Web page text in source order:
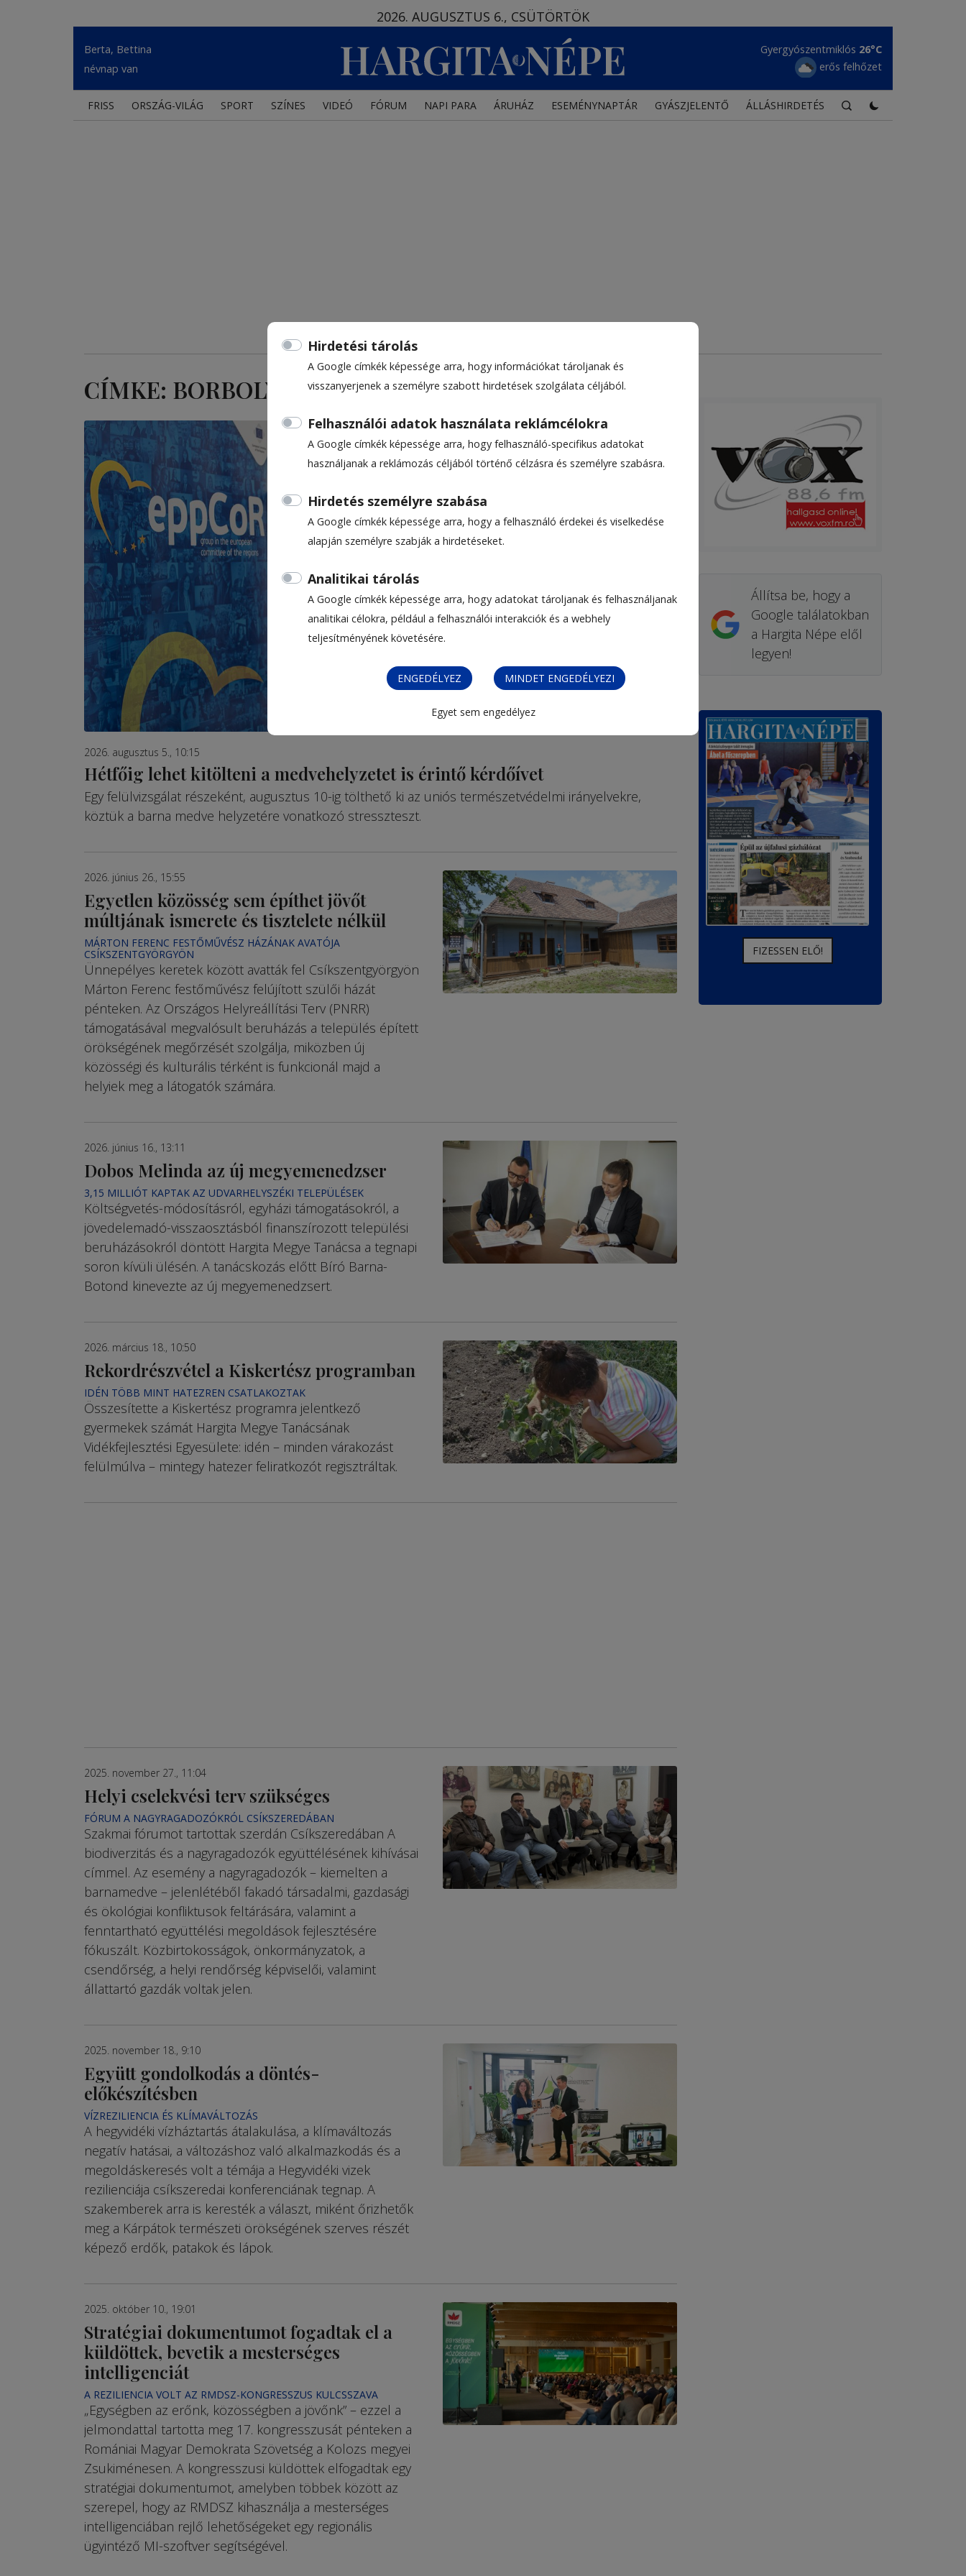
Hirdetési tárolás
A Google címkék képessége arra, hogy információkat tároljanak és
visszanyerjenek a személyre szabott hirdetések szolgálata céljából.
Felhasználói adatok használata reklámcélokra
A Google címkék képessége arra, hogy felhasználó-specifikus adatokat
használjanak a reklámozás céljából történő célzásra és személyre szabásra.
Hirdetés személyre szabása
A Google címkék képessége arra, hogy a felhasználó érdekei és viselkedése
alapján személyre szabják a hirdetéseket.
Analitikai tárolás
A Google címkék képessége arra, hogy adatokat tároljanak és felhasználjanak
analitikai célokra, például a felhasználói interakciók és a webhely
teljesítményének követésére.
ENGEDÉLYEZ MINDET ENGEDÉLYEZI
Egyet sem engedélyez
2026. AUGUSZTUS 6., CSÜTÖRTÖK
Berta, Bettina
névnap van
Gyergyószentmiklós 26°C
erős felhőzet
FRISS ORSZÁG-VILÁG SPORT SZÍNES VIDEÓ FÓRUM NAPI PARA ÁRUHÁZ ESEMÉNYNAPTÁR GYÁSZJELENTŐ ÁLLÁSHIRDETÉS
CÍMKE: BORBOLY CSABA
2026. augusztus 5., 10:15
Hétfőig lehet kitölteni a medvehelyzetet is érintő kérdőívet
Egy felülvizsgálat részeként, augusztus 10-ig tölthető ki az uniós természetvédelmi irányelvekre,
köztük a barna medve helyzetére vonatkozó stresszteszt.
2026. június 26., 15:55
Egyetlen közösség sem építhet jövőt
múltjának ismerete és tisztelete nélkül
MÁRTON FERENC FESTŐMŰVÉSZ HÁZÁNAK AVATÓJA
CSÍKSZENTGYÖRGYÖN
Ünnepélyes keretek között avatták fel Csíkszentgyörgyön
Márton Ferenc festőművész felújított szülői házát
pénteken. Az Országos Helyreállítási Terv (PNRR)
támogatásával megvalósult beruházás a település épített
örökségének megőrzését szolgálja, miközben új
közösségi és kulturális térként is funkcionál majd a
helyiek meg a látogatók számára.
2026. június 16., 13:11
Dobos Melinda az új megyemenedzser
3,15 MILLIÓT KAPTAK AZ UDVARHELYSZÉKI TELEPÜLÉSEK
Költségvetés-módosításról, egyházi támogatásokról, a
jövedelemadó-visszaosztásból finanszírozott települési
beruházásokról döntött Hargita Megye Tanácsa a tegnapi
soron kívüli ülésén. A tanácskozás előtt Bíró Barna-
Botond kinevezte az új megyemenedzsert.
2026. március 18., 10:50
Rekordrészvétel a Kiskertész programban
IDÉN TÖBB MINT HATEZREN CSATLAKOZTAK
Összesítette a Kiskertész programra jelentkező
gyermekek számát Hargita Megye Tanácsának
Vidékfejlesztési Egyesülete: idén – minden várakozást
felülmúlva – mintegy hatezer feliratkozót regisztráltak.
2025. november 27., 11:04
Helyi cselekvési terv szükséges
FÓRUM A NAGYRAGADOZÓKRÓL CSÍKSZEREDÁBAN
Szakmai fórumot tartottak szerdán Csíkszeredában A
biodiverzitás és a nagyragadozók együttélésének kihívásai
címmel. Az esemény a nagyragadozók – kiemelten a
barnamedve – jelenlétéből fakadó társadalmi, gazdasági
és ökológiai konfliktusok feltárására, valamint a
fenntartható együttélési megoldások fejlesztésére
fókuszált. Közbirtokosságok, önkormányzatok, a
csendőrség, a helyi rendőrség képviselői, valamint
állattartó gazdák voltak jelen.
2025. november 18., 9:10
Együtt gondolkodás a döntés-
előkészítésben
VÍZREZILIENCIA ÉS KLÍMAVÁLTOZÁS
A hegyvidéki vízháztartás átalakulása, a klímaváltozás
negatív hatásai, a változáshoz való alkalmazkodás és a
megoldáskeresés volt a témája a Hegyvidéki vizek
rezilienciája csíkszeredai konferenciának tegnap. A
szakemberek arra is keresték a választ, miként őrizhetők
meg a Kárpátok természeti örökségének szerves részét
képező erdők, patakok és lápok.
2025. október 10., 19:01
Stratégiai dokumentumot fogadtak el a
küldöttek, bevetik a mesterséges
intelligenciát
A REZILIENCIA VOLT AZ RMDSZ-KONGRESSZUS KULCSSZAVA
„Egységben az erőnk, közösségben a jövőnk” – ezzel a
jelmondattal tartotta meg 17. kongresszusát pénteken a
Romániai Magyar Demokrata Szövetség a Kolozs megyei
Zsukiménesen. A kongresszusi küldöttek elfogadtak egy
stratégiai dokumentumot, amelyben többek között az
szerepel, hogy az RMDSZ kihasználja a mesterséges
intelligenciában rejlő lehetőségeket egy regionális
ügyintéző MI-szoftver segítségével.
Állítsa be, hogy a
Google találatokban
a Hargita Népe elől
legyen!
FIZESSEN ELŐ!